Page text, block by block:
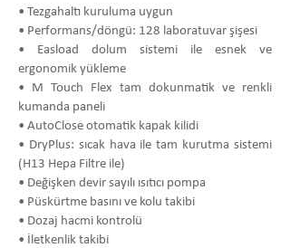
• Tezgahaltı kuruluma uygun
• Performans/döngü: 128 laboratuvar şişesi
• Easload dolum sistemi ile esnek ve
ergonomik yükleme
• M Touch Flex tam dokunmatik ve renkli
kumanda paneli
• AutoClose otomatik kapak kilidi
• DryPlus: sıcak hava ile tam kurutma sistemi
(H13 Hepa Filtre ile)
• Değişken devir sayılı ısıtıcı pompa
• Püskürtme basını ve kolu takibi
• Dozaj hacmi kontrolü
• İletkenlik takibi